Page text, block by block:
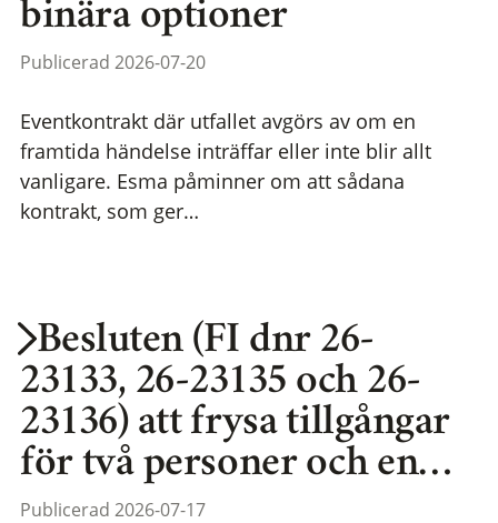
binära optioner
Publicerad 2026-07-20
Eventkontrakt där utfallet avgörs av om en
framtida händelse inträffar eller inte blir allt
vanligare. Esma påminner om att sådana
kontrakt, som ger…
Besluten (FI dnr 26-
23133, 26-23135 och 26-
23136) att frysa tillgångar
för två personer och en…
Publicerad 2026-07-17